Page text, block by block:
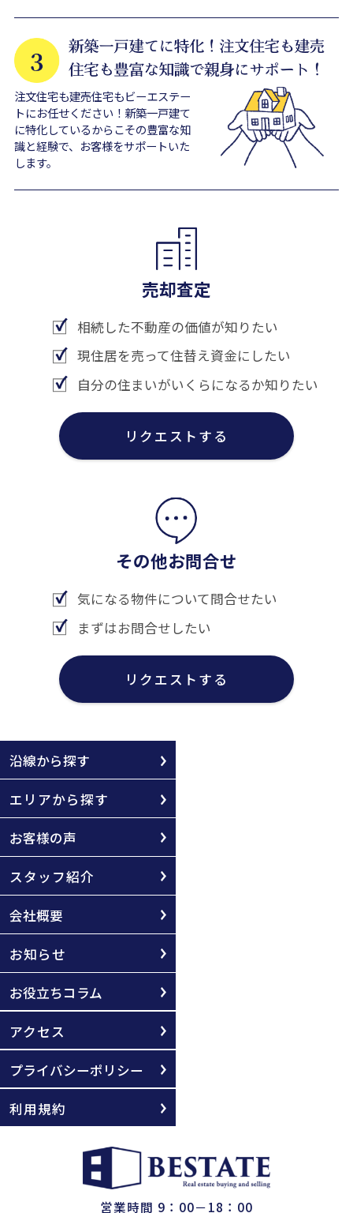
注文住宅も建売住宅もビーエステー
トにお任せください！新築一戸建て
に特化しているからこその豊富な知
識と経験で、お客様をサポートいた
します。
売却査定
相続した不動産の価値が知りたい
現住居を売って住替え資金にしたい
自分の住まいがいくらになるか知りたい
リクエストする
その他お問合せ
気になる物件について問合せたい
まずはお問合せしたい
リクエストする
沿線から探す
エリアから探す
お客様の声
スタッフ紹介
会社概要
お知らせ
お役立ちコラム
アクセス
プライバシーポリシー
利用規約
営業時間 9：00－18：00